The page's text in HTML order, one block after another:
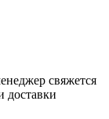
свяжется
доставки